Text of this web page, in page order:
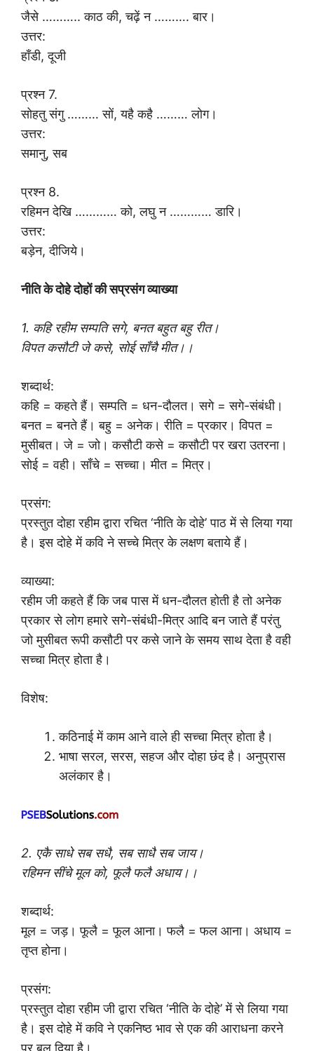
जैसे ……….. काठ की, चढ़ें न ………. बार।
उत्तर:
हाँडी, दूजी
प्रश्न 7.
सोहतु संगु ……… सों, यहै कहै ……… लोग।
उत्तर:
समानु, सब
प्रश्न 8.
रहिमन देखि ………… को, लघु न ………… डारि।
उत्तर:
बड़ेन, दीजिये।
नीति के दोहे दोहों की सप्रसंग व्याख्या
1. कहि रहीम सम्पति सगे, बनत बहुत बहु रीत।
विपत कसौटी जे कसे, सोई साँचै मीत।।
शब्दार्थ:
कहि = कहते हैं। सम्पति = धन-दौलत। सगे = सगे-संबंधी।
बनत = बनते हैं। बहु = अनेक। रीति = प्रकार। विपत =
मुसीबत। जे = जो। कसौटी कसे = कसौटी पर खरा उतरना।
सोई = वही। साँचे = सच्चा। मीत = मित्र।
प्रसंग:
प्रस्तुत दोहा रहीम द्वारा रचित ‘नीति के दोहे’ पाठ में से लिया गया
है। इस दोहे में कवि ने सच्चे मित्र के लक्षण बताये हैं।
व्याख्या:
रहीम जी कहते हैं कि जब पास में धन-दौलत होती है तो अनेक
प्रकार से लोग हमारे सगे-संबंधी-मित्र आदि बन जाते हैं परंतु
जो मुसीबत रूपी कसौटी पर कसे जाने के समय साथ देता है वही
सच्चा मित्र होता है।
विशेष:
कठिनाई में काम आने वाले ही सच्चा मित्र होता है।
भाषा सरल, सरस, सहज और दोहा छंद है। अनुप्रास
अलंकार है।
2. एकै साधे सब सधै, सब साधै सब जाय।
रहिमन सींचे मूल को, फूलै फलै अधाय।।
शब्दार्थ:
मूल = जड़। फूलै = फूल आना। फलै = फल आना। अधाय =
तृप्त होना।
प्रसंग:
प्रस्तुत दोहा रहीम जी द्वारा रचित ‘नीति के दोहे’ में से लिया गया
है। इस दोहे में कवि ने एकनिष्ठ भाव से एक की आराधना करने
पर बल दिया है।